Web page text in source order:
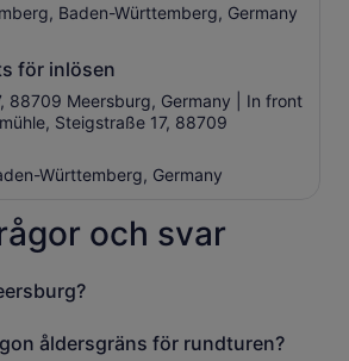
Baden-Württemberg, Germany
för inlösen
88709 Meersburg, Germany | In front
Steigstraße 17, 88709
Württemberg, Germany
och svar
åldersgräns för rundturen?